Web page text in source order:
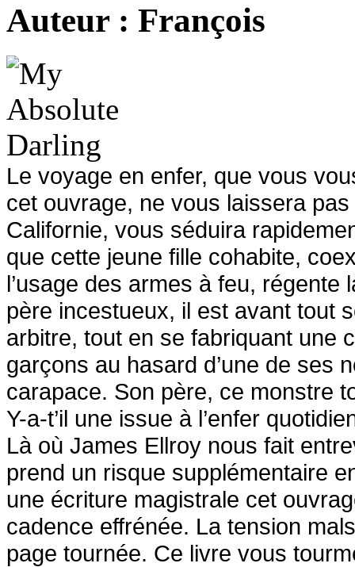
Auteur : François
Le voyage en enfer, que vous
cet ouvrage, ne vous laissera
Californie, vous séduira
que cette jeune fille cohabite,
l’usage des armes à feu,
père incestueux, il est avant tout
arbitre, tout en se fabriquant une
garçons au hasard d’une de ses
carapace. Son père, ce monstre
Y-a-t’il une issue à l’enfer
Là où James Ellroy nous fait
prend un risque supplémentaire
une écriture magistrale cet
cadence effrénée. La tension
page tournée. Ce livre vous